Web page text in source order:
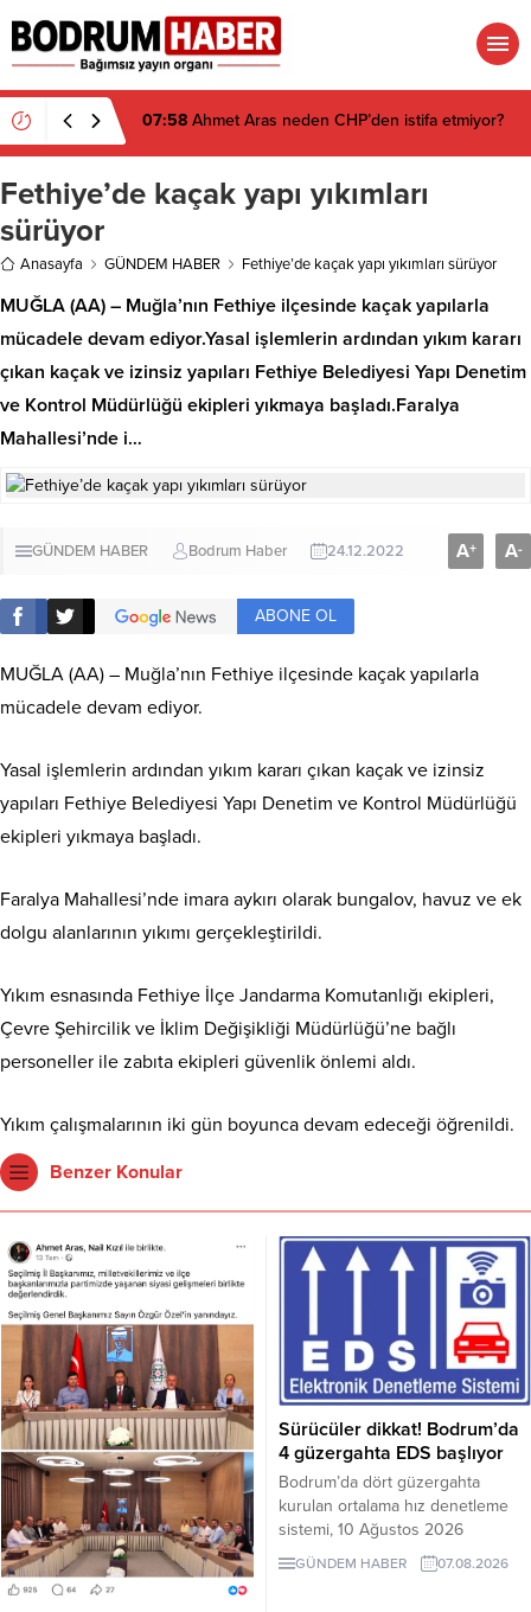
07:58 Ahmet Aras neden CHP’den istifa etmiyor?
Fethiye’de kaçak yapı yıkımları
sürüyor
Anasayfa GÜNDEM HABER Fethiye’de kaçak yapı yıkımları sürüyor
MUĞLA (AA) – Muğla’nın Fethiye ilçesinde kaçak yapılarla
mücadele devam ediyor.Yasal işlemlerin ardından yıkım kararı
çıkan kaçak ve izinsiz yapıları Fethiye Belediyesi Yapı Denetim
ve Kontrol Müdürlüğü ekipleri yıkmaya başladı.Faralya
Mahallesi’nde i…
GÜNDEM HABER Bodrum Haber 24.12.2022 A+ A-
ABONE OL
MUĞLA (AA) – Muğla’nın Fethiye ilçesinde kaçak yapılarla
mücadele devam ediyor.
Yasal işlemlerin ardından yıkım kararı çıkan kaçak ve izinsiz
yapıları Fethiye Belediyesi Yapı Denetim ve Kontrol Müdürlüğü
ekipleri yıkmaya başladı.
Faralya Mahallesi’nde imara aykırı olarak bungalov, havuz ve ek
dolgu alanlarının yıkımı gerçekleştirildi.
Yıkım esnasında Fethiye İlçe Jandarma Komutanlığı ekipleri,
Çevre Şehircilik ve İklim Değişikliği Müdürlüğü’ne bağlı
personeller ile zabıta ekipleri güvenlik önlemi aldı.
Yıkım çalışmalarının iki gün boyunca devam edeceği öğrenildi.
Benzer Konular
Sürücüler dikkat! Bodrum’da
4 güzergahta EDS başlıyor
Bodrum’da dört güzergahta
kurulan ortalama hız denetleme
sistemi, 10 Ağustos 2026
Pazartesi günü devreye girecek.
İşte EDS uygulanacak yollar.
GÜNDEM HABER 07.08.2026